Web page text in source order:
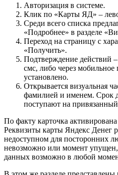
Авторизация в системе.
Клик по «Карты ЯД» –
Среди всего списка
«Подробнее» в разделе
Переход на страницу с
«Получить».
Подтверждение действий
смс, либо через
установлено.
Открывается визуальная
фамилией и именем. Срок
поступают на
По факту карточка
Реквизиты карты Яндекс Денег
недоступном для посторонних
невозможно или момент
данных возможно в любой